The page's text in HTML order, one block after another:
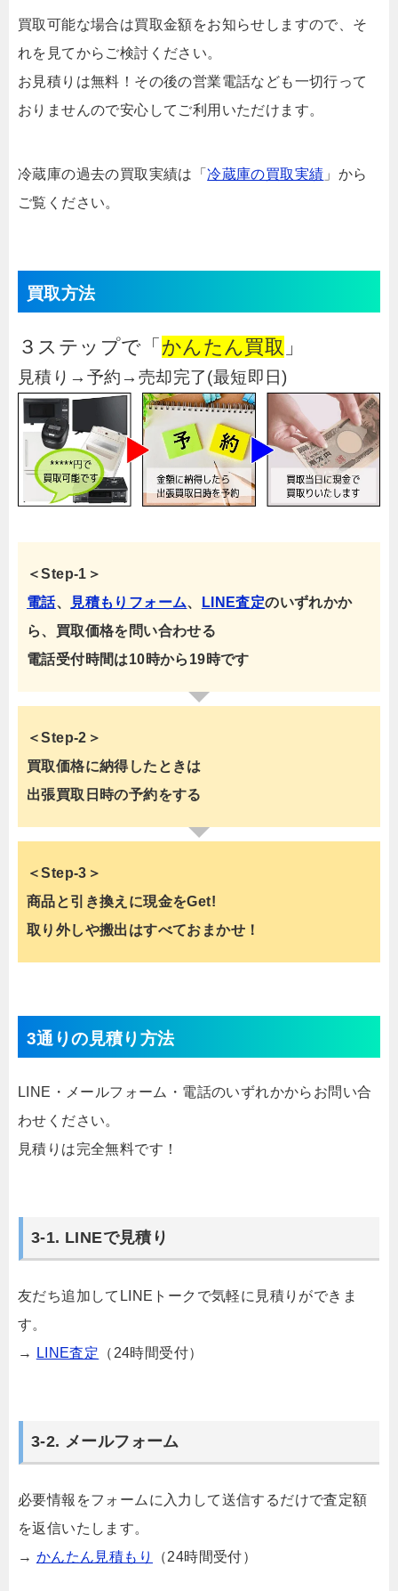
買取可能な場合は買取金額をお知らせしますので、そ
れを見てからご検討ください。
お見積りは無料！その後の営業電話なども一切行って
おりませんので安心してご利用いただけます。
冷蔵庫の過去の買取実績は「冷蔵庫の買取実績 」から
ご覧ください。
買取方法
３ステップで「 かんたん買取 」
見積り→予約→売却完了(最短即日)
＜Step-1＞
電話、 見積もりフォーム、 LINE査定のいずれかか
ら、買取価格を問い合わせる
電話受付時間は10時から19時です
＜Step-2＞
買取価格に納得したときは
出張買取日時の予約をする
＜Step-3＞
商品と引き換えに現金をGet!
取り外しや搬出はすべておまかせ！
3通りの見積り方法
LINE・メールフォーム・電話のいずれかからお問い合
わせください。
見積りは完全無料です！
3-1. LINEで見積り
友だち追加してLINEトークで気軽に見積りができま
す。
→
LINE査定 （24時間受付）
3-2. メールフォーム
必要情報をフォームに入力して送信するだけで査定額
を返信いたします。
→ かんたん見積もり （24時間受付）